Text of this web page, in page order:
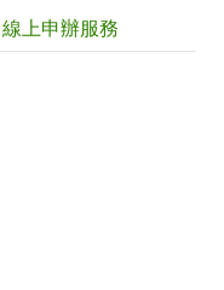
線上申辦服務